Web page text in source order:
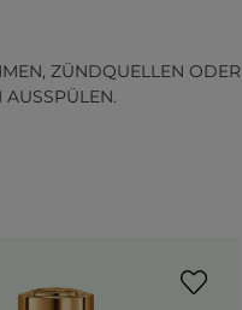
ZÜNDQUELLEN